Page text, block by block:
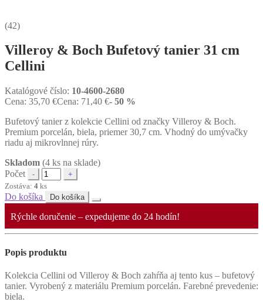
(42)
Villeroy & Boch Bufetový tanier 31 cm
Cellini
Katalógové číslo: 10-4600-2680
Cena: 35,70 €Cena: 71,40 €- 50 %
Bufetový tanier z kolekcie Cellini od značky Villeroy & Boch.
Premium porcelán, biela, priemer 30,7 cm. Vhodný do umývačky
riadu aj mikrovlnnej rúry.
Skladom (4 ks na sklade)
Počet
Zostáva: 4 ks
Do košíka Do košíka
Rýchle doručenie – expedujeme do 24 hodín!
Popis produktu
Kolekcia Cellini od Villeroy & Boch zahŕňa aj tento kus – bufetový
tanier. Vyrobený z materiálu Premium porcelán. Farebné prevedenie:
biela.